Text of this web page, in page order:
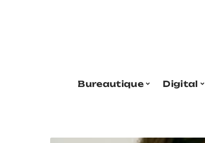
Bureautique Digital